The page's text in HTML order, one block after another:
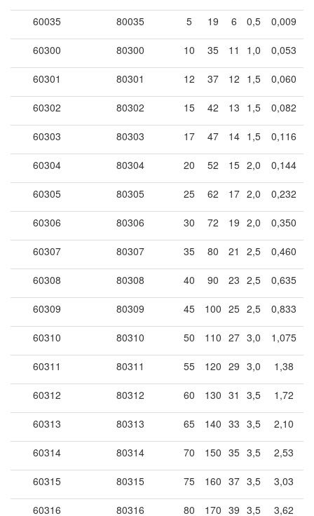
60035 80035 5 19 6 0,5 0,009
60300 80300 10 35 11 1,0 0,053
60301 80301 12 37 12 1,5 0,060
60302 80302 15 42 13 1,5 0,082
60303 80303 17 47 14 1,5 0,116
60304 80304 20 52 15 2,0 0,144
60305 80305 25 62 17 2,0 0,232
60306 80306 30 72 19 2,0 0,350
60307 80307 35 80 21 2,5 0,460
60308 80308 40 90 23 2,5 0,635
60309 80309 45 100 25 2,5 0,833
60310 80310 50 110 27 3,0 1,075
60311 80311 55 120 29 3,0 1,38
60312 80312 60 130 31 3,5 1,72
60313 80313 65 140 33 3,5 2,10
60314 80314 70 150 35 3,5 2,53
60315 80315 75 160 37 3,5 3,03
60316 80316 80 170 39 3,5 3,62